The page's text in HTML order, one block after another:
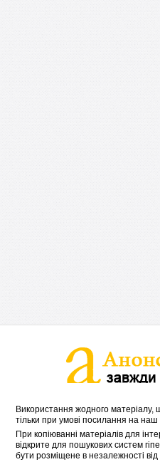
Використання жодного
тільки при умові посилання на наш
При копіюванні матеріалів для
відкрите для пошукових систем
бути розміщене в незалежності від